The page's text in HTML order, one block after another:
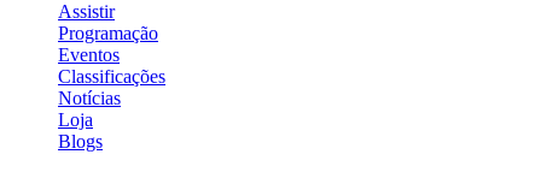
Assistir
Programação
Eventos
Classificações
Notícias
Loja
Blogs